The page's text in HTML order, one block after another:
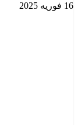
16 فوریه 2025